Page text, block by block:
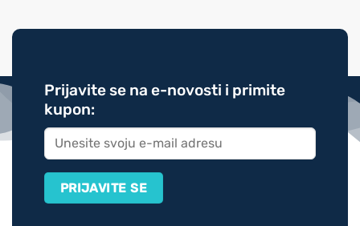
Prijavite se na e-novosti i primite
kupon: